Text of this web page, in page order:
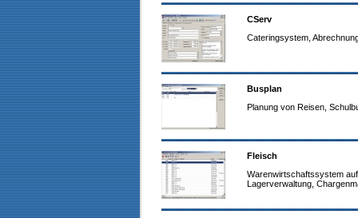
CServ
Cateringsystem,
Busplan
Planung von Reisen,
Fleisch
Warenwirtschaftssystem
Lagerverwaltung,